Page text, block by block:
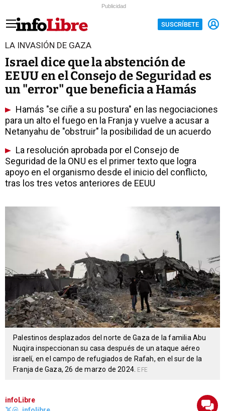
Publicidad
SUSCRÍBETE
LA INVASIÓN DE GAZA
Israel dice que la abstención de
EEUU en el Consejo de Seguridad es
un "error" que beneficia a Hamás
Hamás "se ciñe a su postura" en las negociaciones
para un alto el fuego en la Franja y vuelve a acusar a
Netanyahu de "obstruir" la posibilidad de un acuerdo
La resolución aprobada por el Consejo de
Seguridad de la ONU es el primer texto que logra
apoyo en el organismo desde el inicio del conflicto,
tras los tres vetos anteriores de EEUU
Palestinos desplazados del norte de Gaza de la familia Abu
Nuqira inspeccionan su casa después de un ataque aéreo
israelí, en el campo de refugiados de Rafah, en el sur de la
Franja de Gaza, 26 de marzo de 2024. EFE
infoLibre